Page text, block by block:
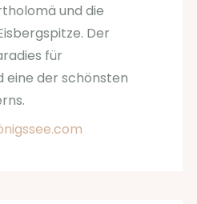
und die
Der
für
eine der schönsten